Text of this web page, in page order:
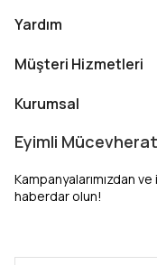
Yardım
Müşteri Hizmetleri
Kurumsal
Eyimli
Kampanyalarımızdan
haberdar olun!